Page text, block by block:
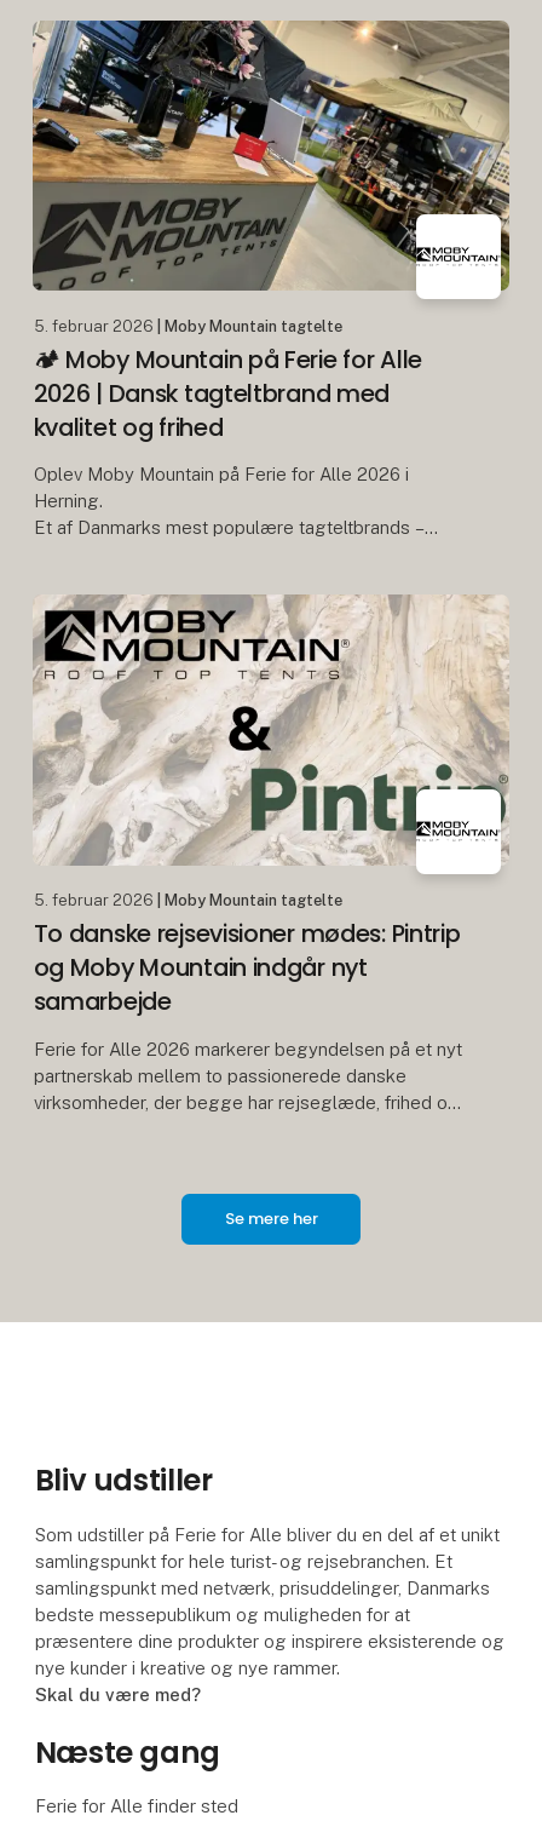
barske te
5. februar 2026 | Moby Mountain tagtelte
🏕️ Moby Mountain på Ferie for Alle
2026 | Dansk tagteltbrand med
kvalitet og frihed
Oplev Moby Mountain på Ferie for Alle 2026 i
Herning.
Et af Danmarks mest populære tagteltbrands –
og
5. februar 2026 | Moby Mountain tagtelte
To danske rejsevisioner mødes: Pintrip
og Moby Mountain indgår nyt
samarbejde
Ferie for Alle 2026 markerer begyndelsen på et nyt
partnerskab mellem to passionerede danske
virksomheder, der begge har rejseglæde, frihed og
Når Herning Messecenter slårSe mere her
Bliv udstiller
Som udstiller på Ferie for Alle bliver du en del af et unikt
samlingspunkt for hele turist- og rejsebranchen. Et
samlingspunkt med netværk, prisuddelinger, Danmarks
bedste messepublikum og muligheden for at
præsentere dine produkter og inspirere eksisterende og
nye kunder i kreative og nye rammer.
Skal du være med?
Næste gang
Ferie for Alle finder sted